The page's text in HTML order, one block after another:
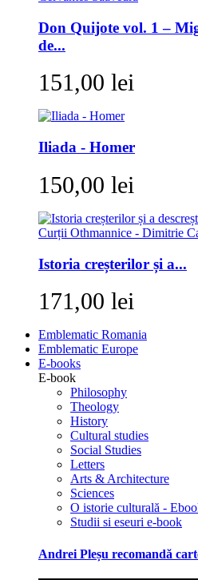
Don Quijote vol. 1 –
de...
151,00 lei
Iliada - Homer
150,00 lei
Istoria creșterilor și a...
171,00 lei
Emblematic Romania
Emblematic Europe
E-books
E-book
Philosophy
Theology
History
Cultural studies
Social Studies
Letters
Arts & Architecture
Sciences
O istorie culturală -
Studii si eseuri e-book
Andrei Pleșu recomandă